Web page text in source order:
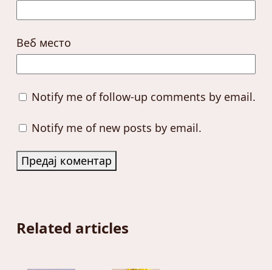
Веб место
Notify me of follow-up comments by email.
Notify me of new posts by email.
Related articles